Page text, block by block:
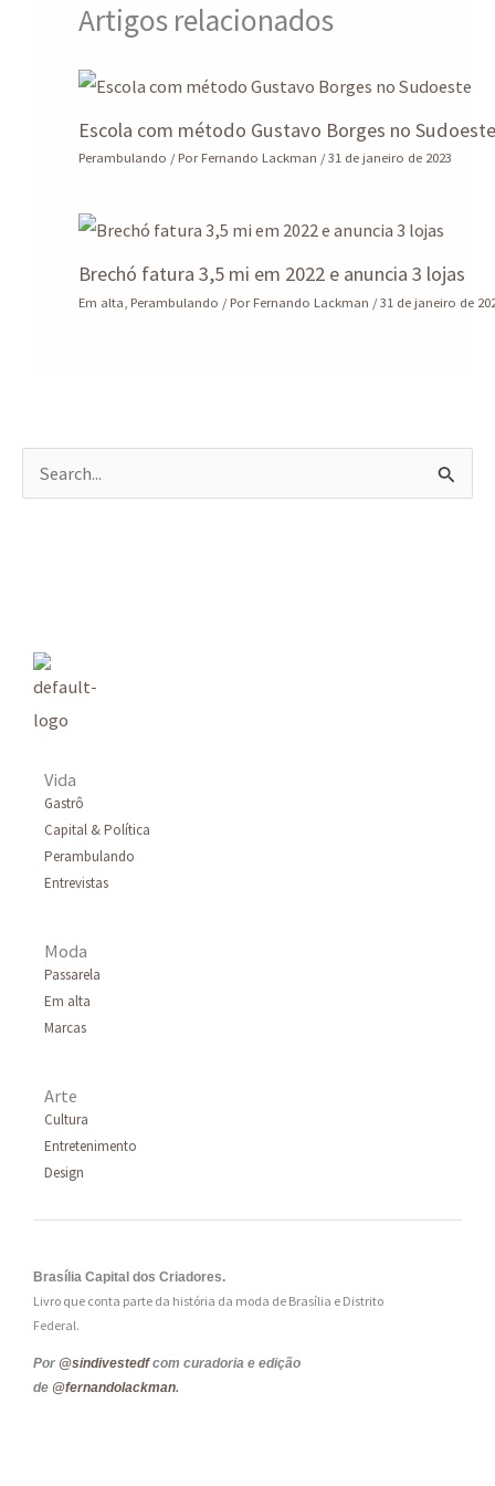
Artigos relacionados
Escola com método Gustavo Borges no
Perambulando / PorFernando Lackman /31 de janeiro de 2023
Brechó fatura 3,5 mi em 2022 e anuncia 3 lojas
Em alta Perambulando / PorFernando Lackman /31 de janeiro de
Vida
Gastrô
Capital & Política
Perambulando
Entrevistas
Moda
Passarela
Em alta
Marcas
Arte
Cultura
Entretenimento
Design
Brasília Capital dos Criadores.
Livro que conta parte da história da moda de Brasília e Distrito
Federal.
Por @sindivestedfcom curadoria e edição
de @fernandolackman.